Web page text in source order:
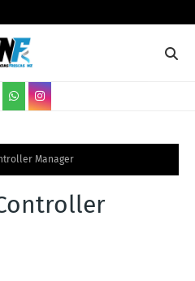
Manager